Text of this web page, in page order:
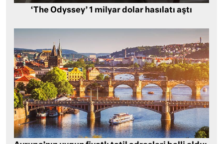
‘The Odyssey’ 1 milyar dolar hasılatı aştı